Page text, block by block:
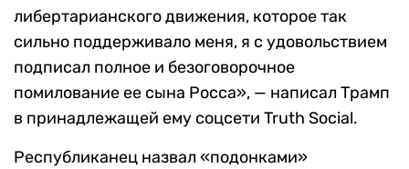
либертарианского движения, которое так
сильно поддерживало меня, я с удовольствием
подписал полное и безоговорочное
помилование ее сына Росса», — написал Трамп
в принадлежащей ему соцсети Truth Social.
Республиканец назвал «подонками»